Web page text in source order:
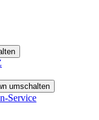
umschalten
Service